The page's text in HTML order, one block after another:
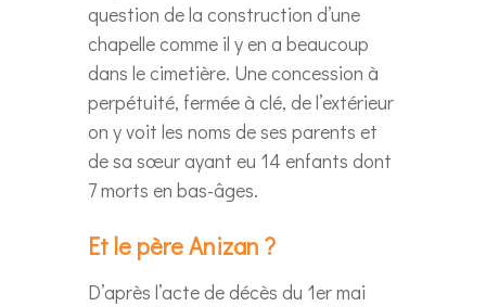
question de la construction d’une
chapelle comme il y en a beaucoup
dans le cimetière. Une concession à
perpétuité, fermée à clé, de l’extérieur
on y voit les noms de ses parents et
de sa sœur ayant eu 14 enfants dont
7 morts en bas-âges.
Et le père Anizan ?
D’après l’acte de décès du 1er mai